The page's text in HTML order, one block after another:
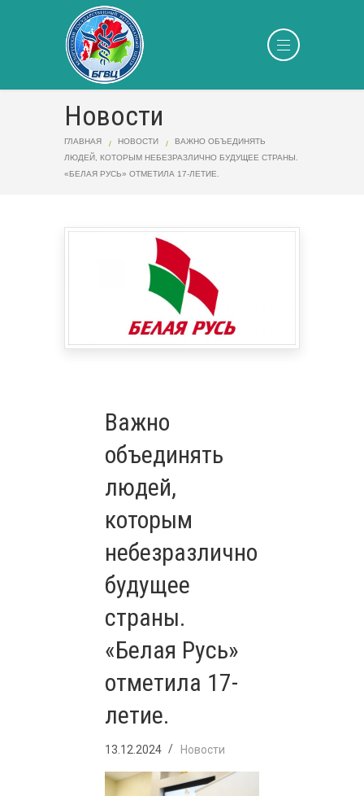
Новости
ГЛАВНАЯ НОВОСТИ
ВАЖНО ОБЪЕДИНЯТЬ
ЛЮДЕЙ, КОТОРЫМ НЕБЕЗРАЗЛИЧНО БУДУЩЕЕ СТРАНЫ.
«БЕЛАЯ РУСЬ» ОТМЕТИЛА 17-ЛЕТИЕ.
Важно
объединять
людей,
которым
небезразлично
будущее
страны.
«Белая Русь»
отметила 17-
летие.
13.12.2024 Новости